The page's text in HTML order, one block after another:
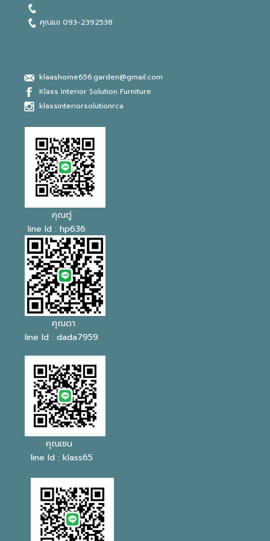
คุณแข 093-2392538
klaashome656.garden@gmail.com
Klass Interior Solution Furniture
klassinteriorsolutionrca
คุณตู่
line Id : hp636
คุณดา
line Id : dada7959
คุณเชน
line Id : klass65